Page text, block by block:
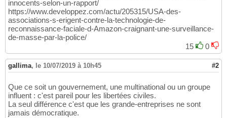
innocents-selon-un-rapport/
https://www.developpez.com/actu/205315/USA-des-
associations-s-erigent-contre-la-technologie-de-
reconnaissance-faciale-d-Amazon-craignant-une-surveillance-
de-masse-par-la-police/
15
0
gallima, le 10/07/2019 à 10h45 #2
Que ce soit un gouvernement, une multinational ou un groupe
influent : c'est pareil pour les libertées civiles.
La seul différence c'est que les grande-entreprises ne sont
jamais démocratique.